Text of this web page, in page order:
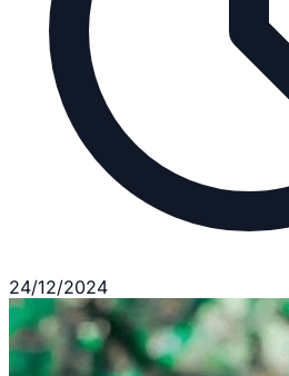
24/12/2024